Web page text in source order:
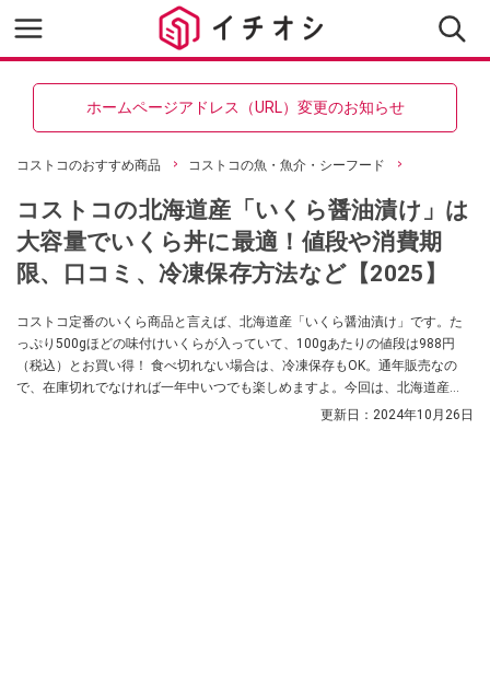
ホームページアドレス（URL）変更のお知らせ
コストコのおすすめ商品 コストコの魚・魚介・シーフード
コストコの北海道産「いくら醤油漬け」は
大容量でいくら丼に最適！値段や消費期
限、口コミ、冷凍保存方法など【2025】
コストコ定番のいくら商品と言えば、北海道産「いくら醤油漬け」です。た
っぷり500gほどの味付けいくらが入っていて、100gあたりの値段は988円
（税込）とお買い得！ 食べ切れない場合は、冷凍保存もOK。通年販売なの
で、在庫切れでなければ一年中いつでも楽しめますよ。今回は、北海道産
「いくら醤油漬け」についてご紹介。あわせて、毎年秋の時期に登場する
更新日： 2024年10月26日